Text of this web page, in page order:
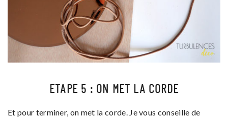
ETAPE 5 : ON MET LA CORDE
Et pour terminer, on met la corde. Je vous conseille de